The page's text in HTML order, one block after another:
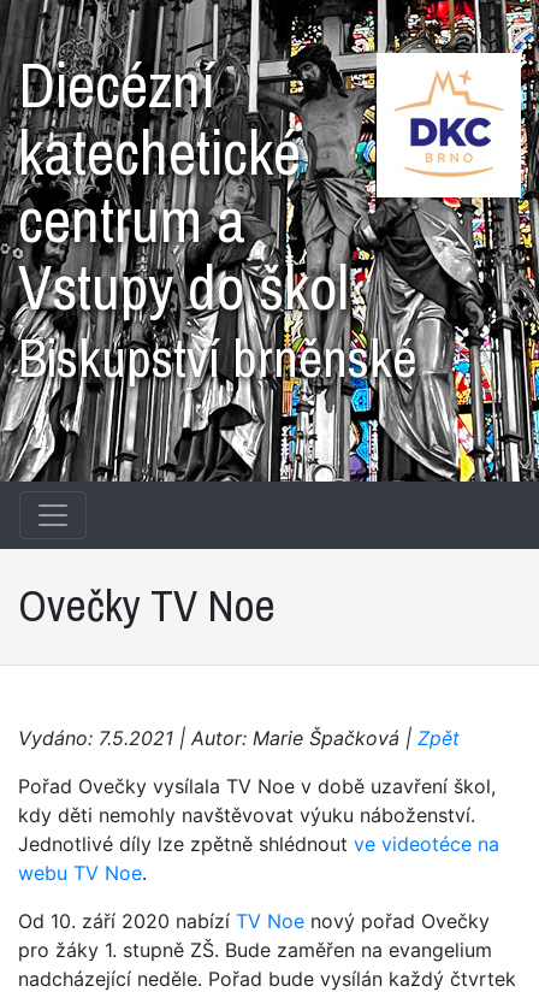
Diecézní
katechetické
centrum a
Vstupy do škol
Biskupství brněnské
Ovečky TV Noe
Vydáno: 7.5.2021 | Autor: Marie Špačková | Zpět
Pořad Ovečky vysílala TV Noe v době uzavření škol,
kdy děti nemohly navštěvovat výuku náboženství.
Jednotlivé díly lze zpětně shlédnout ve videotéce na
webu TV Noe.
Od 10. září 2020 nabízí TV Noe nový pořad Ovečky
pro žáky 1. stupně ZŠ. Bude zaměřen na evangelium
nadcházející neděle. Pořad bude vysílán každý čtvrtek